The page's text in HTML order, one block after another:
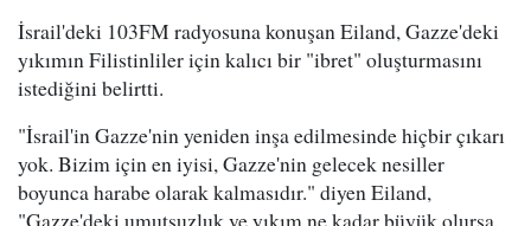
İsrail'deki 103FM radyosuna konuşan Eiland, Gazze'deki
yıkımın Filistinliler için kalıcı bir "ibret" oluşturmasını
istediğini belirtti.
"İsrail'in Gazze'nin yeniden inşa edilmesinde hiçbir çıkarı
yok. Bizim için en iyisi, Gazze'nin gelecek nesiller
boyunca harabe olarak kalmasıdır." diyen Eiland,